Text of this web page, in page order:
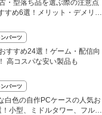
・型落ち品を選ぶ際の注意点
すめ6選！メリット・デメリッ
パーツ
すすめ24選！ゲーム・配信向
高コスパな安い製品も
パーツ
白色の自作PCケースの人気お
小型、ミドルタワー、フルタ